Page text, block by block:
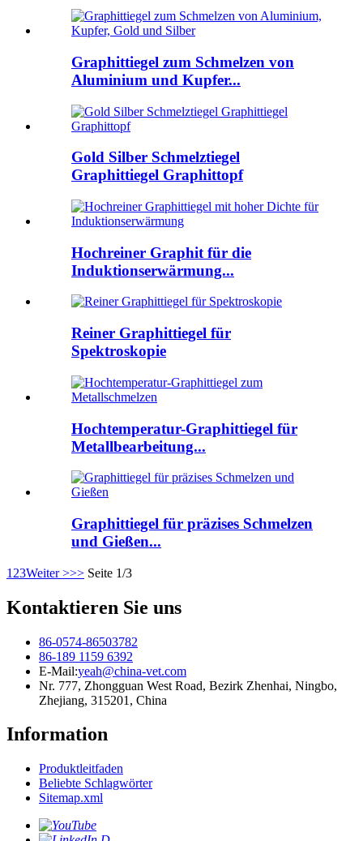
Graphittiegel zum Schmelzen von
Aluminium und Kupfer...
Gold Silber Schmelztiegel
Graphittiegel Graphittopf
Hochreiner Graphit für die
Induktionserwärmung...
Reiner Graphittiegel für
Spektroskopie
Hochtemperatur-Graphittiegel für
Metallbearbeitung...
Graphittiegel für präzises Schmelzen
und Gießen...
1 23Weiter >>> Seite 1/3
Kontaktieren Sie uns
86-0574-86503782
86-189 1159 6392
E-Mail:yeah@china-vet.com
Nr. 777, Zhongguan West Road, Bezirk Zhenhai, Ningbo,
Zhejiang, 315201, China
Information
Produktleitfaden
Beliebte Schlagwörter
Sitemap.xml